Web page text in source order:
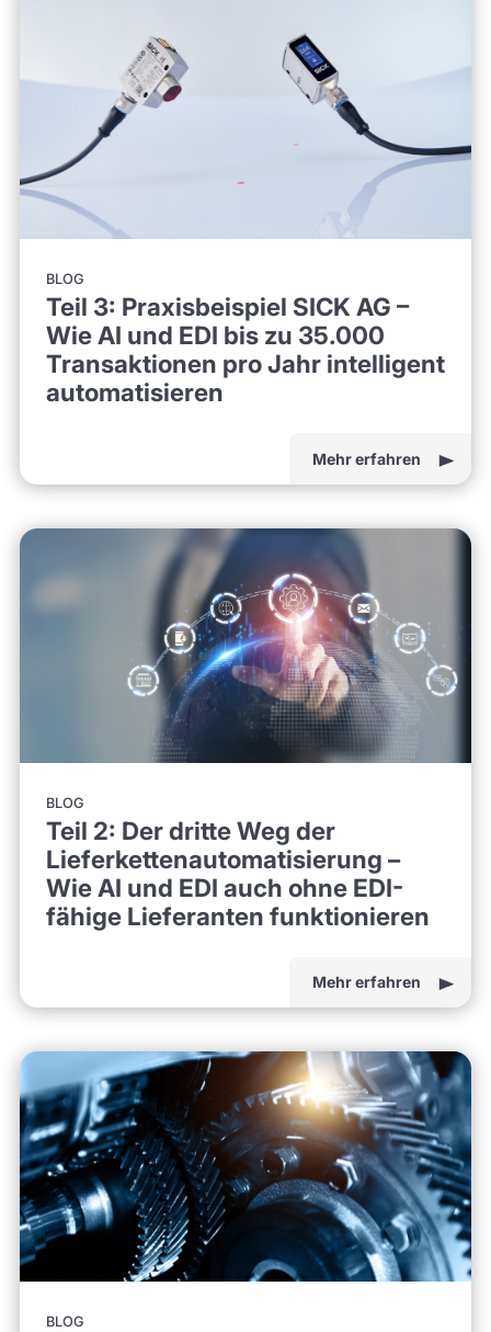
BLOG
Teil 3: Praxisbeispiel SICK AG –
Wie AI und EDI bis zu 35.000
Transaktionen pro Jahr intelligent
automatisieren
Mehr erfahren
BLOG
Teil 2: Der dritte Weg der
Lieferkettenautomatisierung –
Wie AI und EDI auch ohne EDI-
fähige Lieferanten funktionieren
Mehr erfahren
BLOG